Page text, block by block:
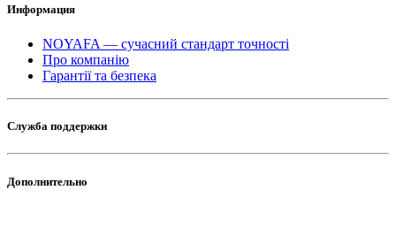
Информация
NOYAFA — сучасний стандарт точності
Про компанію
Гарантії та безпека
Служба поддержки
Дополнительно